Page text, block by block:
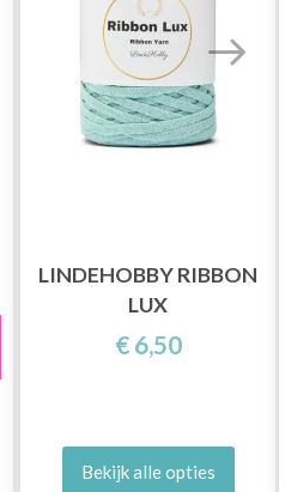
LINDEHOBBY RIBBON
LUX
€ 6,50
Bekijk alle opties